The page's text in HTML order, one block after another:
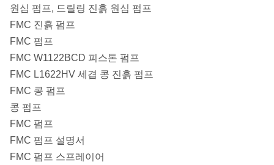
원심 펌프, 드릴링 진흙 원심 펌프
FMC 진흙 펌프
FMC 펌프
FMC W1122BCD 피스톤 펌프
FMC L1622HV 세겹 콩 진흙 펌프
FMC 콩 펌프
콩 펌프
FMC 펌프
FMC 펌프 설명서
FMC 펌프 스프레이어